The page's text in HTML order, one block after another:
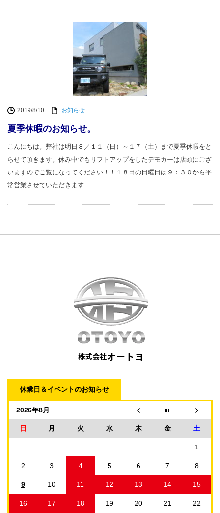
2019/8/10 お知らせ
夏季休暇のお知らせ。
こんにちは。弊社は明日８／１１（日）～１７（土）まで夏季休暇をと
らせて頂きます。休み中でもリフトアップをしたデモカーは店頭にござ
いますのでご覧になってください！！１８日の日曜日は９：３０から平
常営業させていただきます…
休業日＆イベントのお知らせ
2026年8月
日 月 火 水 木 金 土
1
2 3 4 5 6 7 8
9 10 11 12 13 14 15
16 17 18 19 20 21 22